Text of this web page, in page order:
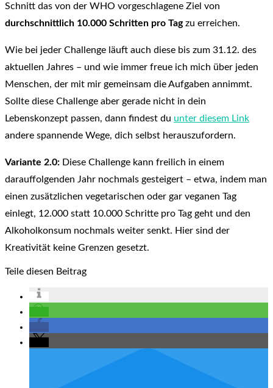
Schnitt das von der WHO vorgeschlagene Ziel von
durchschnittlich 10.000 Schritten pro Tagzu erreichen.
Wie bei jeder Challenge läuft auch diese bis zum 31.12. des
aktuellen Jahres – und wie immer freue ich mich über jeden
Menschen, der mit mir gemeinsam die Aufgaben annimmt.
Sollte diese Challenge aber gerade nicht in dein
Lebenskonzept passen, dann findest du unter diesem Link
andere spannende Wege, dich selbst herauszufordern.
Variante 2.0: Diese Challenge kann freilich in einem
darauffolgenden Jahr nochmals gesteigert – etwa, indem man
einen zusätzlichen vegetarischen oder gar veganen Tag
einlegt, 12.000 statt 10.000 Schritte pro Tag geht und den
Alkoholkonsum nochmals weiter senkt. Hier sind der
Kreativität keine Grenzen gesetzt.
Teile diesen Beitrag